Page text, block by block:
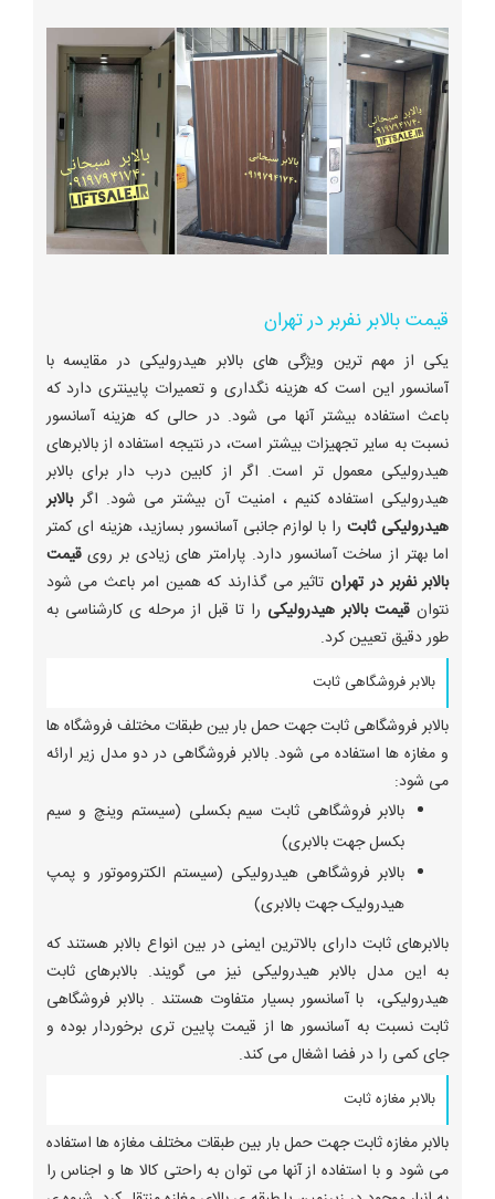
قیمت بالابر نفربر در تهران
یکی از مهم ترین ویژگی های بالابر هیدرولیکی در مقایسه با
آسانسور این است که هزینه نگداری و تعمیرات پایینتری دارد که
باعث استفاده بیشتر آنها می شود. در حالی که هزینه آسانسور
نسبت به سایر تجهیزات بیشتر است، در نتیجه استفاده از بالابرهای
هیدرولیکی معمول تر است. اگر از کابین درب دار برای بالابر
هیدرولیکی استفاده کنیم ، امنیت آن بیشتر می شود. اگربالابر
هیدرولیکی ثابترا با لوازم جانبی آسانسور بسازید، هزینه ای کمتر
اما بهتر از ساخت آسانسور دارد. پارامتر های زیادی بر رویقیمت
بالابر نفربر در تهرانتاثیر می گذارند که همین امر باعث می شود
نتوان قیمت بالابر هیدرولیکی را تا قبل از مرحله ی کارشناسی به
طور دقیق تعیین کرد.
بالابر فروشگاهی ثابت
بالابر فروشگاهی ثابت جهت حمل بار بین طبقات مختلف فروشگاه ها
و مغازه ها استفاده می شود. بالابر فروشگاهی در دو مدل زیر ارائه
می شود:
بالابر فروشگاهی ثابت سیم بکسلی (سیستم وینچ و سیم
بکسل جهت بالابری)
بالابر فروشگاهی هیدرولیکی (سیستم الکتروموتور و پمپ
هیدرولیک جهت بالابری)
بالابرهای ثابت دارای بالاترین ایمنی در بین انواع بالابر هستند که
به این مدل بالابر هیدرولیکی نیز می گویند. بالابرهای ثابت
هیدرولیکی، با آسانسور بسیار متفاوت هستند . بالابر فروشگاهی
ثابت نسبت به آسانسور ها از قیمت پایین تری برخوردار بوده و
جای کمی را در فضا اشغال می کند.
بالابر مغازه ثابت
بالابر مغازه ثابت جهت حمل بار بین طبقات مختلف مغازه ها استفاده
می شود و با استفاده از آنها می توان به راحتی کالا ها و اجناس را